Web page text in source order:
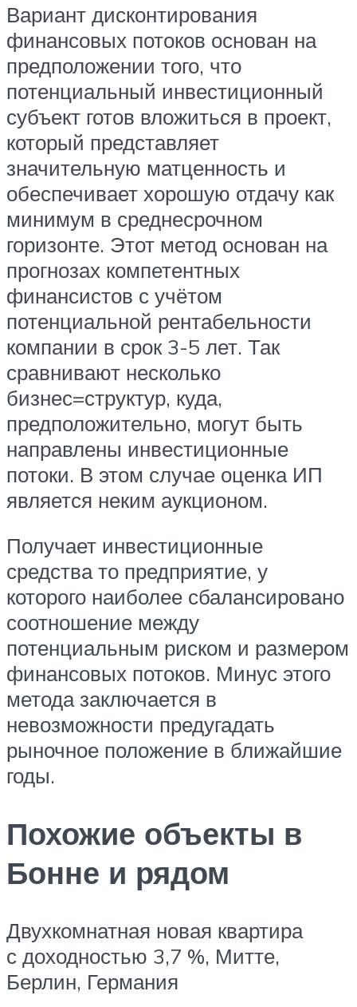
Вариант дисконтирования
финансовых потоков основан на
предположении того, что
потенциальный инвестиционный
субъект готов вложиться в проект,
который представляет
значительную матценность и
обеспечивает хорошую отдачу как
минимум в среднесрочном
горизонте. Этот метод основан на
прогнозах компетентных
финансистов с учётом
потенциальной рентабельности
компании в срок 3-5 лет. Так
сравнивают несколько
бизнес=структур, куда,
предположительно, могут быть
направлены инвестиционные
потоки. В этом случае оценка ИП
является неким аукционом.
Получает инвестиционные
средства то предприятие, у
которого наиболее сбалансировано
соотношение между
потенциальным риском и размером
финансовых потоков. Минус этого
метода заключается в
невозможности предугадать
рыночное положение в ближайшие
годы.
Похожие объекты в
Бонне и рядом
Двухкомнатная новая квартира
с доходностью 3,7 %, Митте,
Берлин, Германия